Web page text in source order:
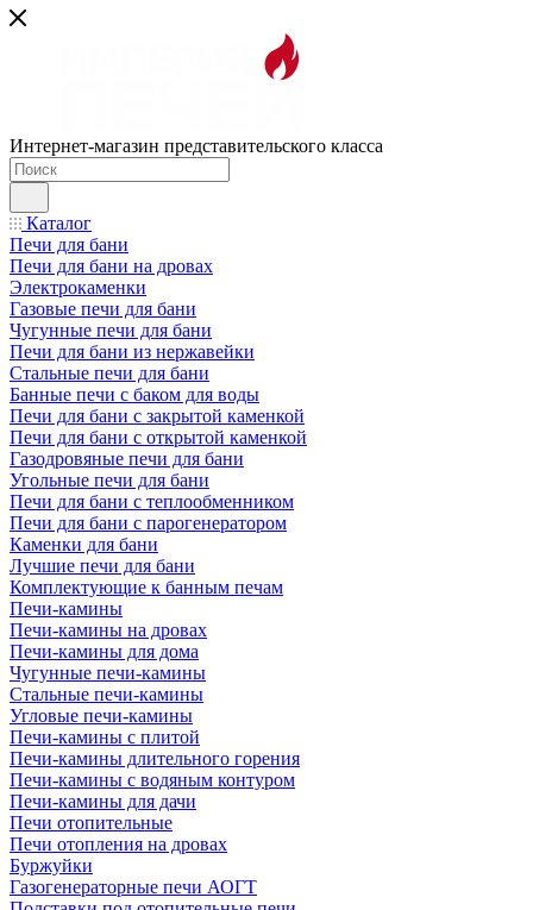
Интернет-магазин представительского класса
Каталог
Печи для бани
Печи для бани на дровах
Электрокаменки
Газовые печи для бани
Чугунные печи для бани
Печи для бани из нержавейки
Стальные печи для бани
Банные печи с баком для воды
Печи для бани с закрытой каменкой
Печи для бани с открытой каменкой
Газодровяные печи для бани
Угольные печи для бани
Печи для бани с теплообменником
Печи для бани с парогенератором
Каменки для бани
Лучшие печи для бани
Комплектующие к банным печам
Печи-камины
Печи-камины на дровах
Печи-камины для дома
Чугунные печи-камины
Стальные печи-камины
Угловые печи-камины
Печи-камины с плитой
Печи-камины длительного горения
Печи-камины с водяным контуром
Печи-камины для дачи
Печи отопительные
Печи отопления на дровах
Буржуйки
Газогенераторные печи АОГТ